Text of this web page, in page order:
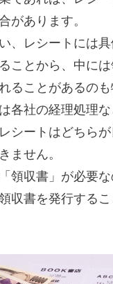
があります。
、レシートには
ことから、中に
ることがあるのも
各社の経理処理
シートはどちら
ません。
領収書」が必要な
収書を発行する